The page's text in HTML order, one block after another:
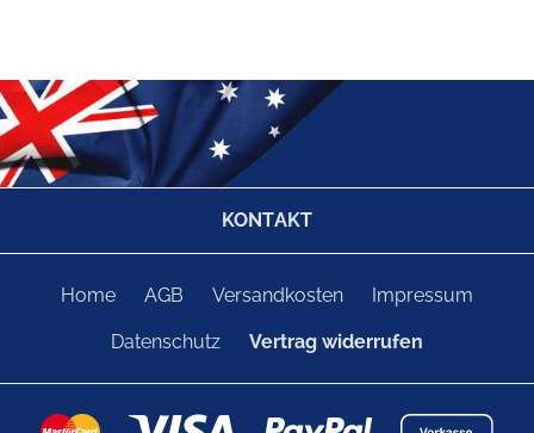
KONTAKT
Home AGB Versandkosten Impressum
Datenschutz Vertrag widerrufen